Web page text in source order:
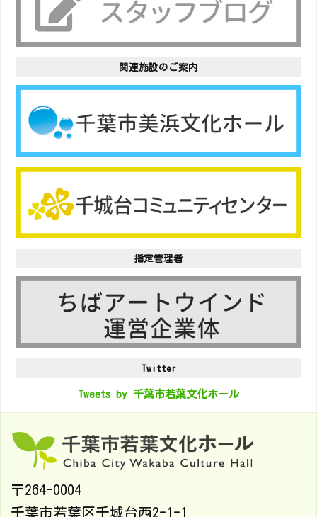
関連施設のご案内
指定管理者
Twitter
Tweets by 千葉市若葉文化ホール
〒264-0004
千葉市若葉区千城台西2-1-1